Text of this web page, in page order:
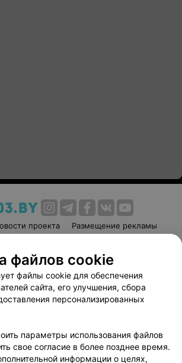
проекта
Размещение рекламы
соглашение
Способы оплаты
Вакансии
Партнеры
руководителю 103.by
персональных данных
файлов cookie
файлы cookie для обеспечения
сайта, его улучшения, сбора
персонализированных
параметры использования файлов
свое согласие в более позднее время.
информации о целях,